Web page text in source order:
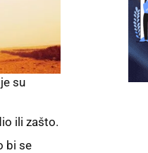
su
ili zašto.
bi se